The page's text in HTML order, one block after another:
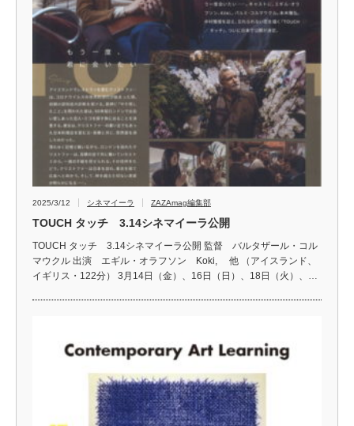
2025/3/12 シネマイーラ ZAZAmag編集部
TOUCH タッチ 3.14シネマイーラ公開
TOUCH タッチ 3.14シネマイーラ公開 監督 バルタザール・コル
マウクル 出演 エギル・オラフソン Koki, 他 （アイスランド、
イギリス・122分） 3月14日（金）、16日（日）、18日（火）、…